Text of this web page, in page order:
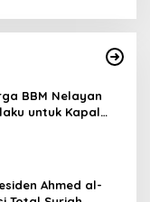
BBM Nelayan
untuk Kapal
Ahmed al-